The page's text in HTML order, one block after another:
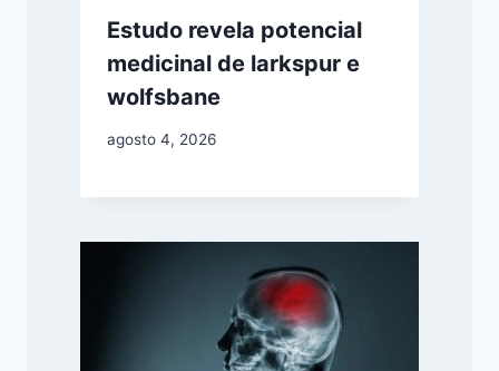
Estudo revela potencial
medicinal de larkspur e
wolfsbane
agosto 4, 2026